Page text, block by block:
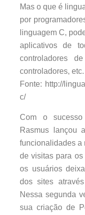
Mas o que é
por
linguagem C,
aplicativos de
controladores
controladores, etc.
Fonte: http://
c/
Com o
Rasmus lançou
funcionalidades a
de visitas para
os usuários
dos sites
Nessa segunda
sua criação de